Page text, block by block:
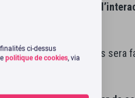
d’Instagram adore
et des partages sera
ci-dessus
politique de cookies, via